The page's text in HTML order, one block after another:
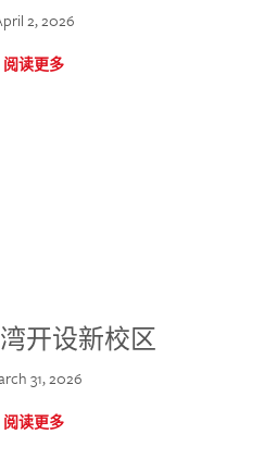
2, 2026
阅读更多
开设新校区
31, 2026
阅读更多